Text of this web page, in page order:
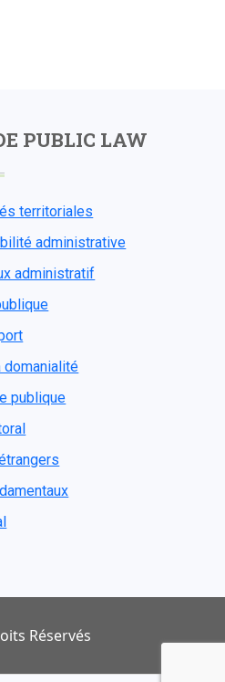
PUBLIC LAW
territoriales
administrative
administratif
domanialité
publique
Réservés